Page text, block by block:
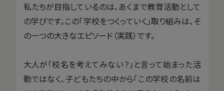
私たちが目指しているのは、あくまで教育活動として
の学びです。この「学校をつくっていく」取り組みは、そ
の一つの大きなエピソード（実践）です。
大人が「校名を考えてみない？」と言って始まった活
動ではなく、子どもたちの中から「この学校の名前は